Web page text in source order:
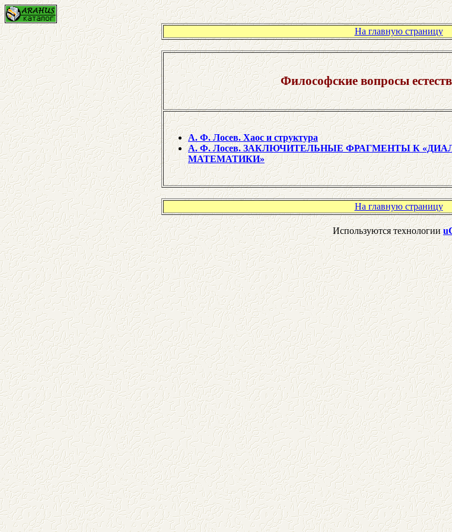
На главную страницу
Философские вопросы
А. Ф. Лосев. Хаос и структура
А. Ф. Лосев. ЗАКЛЮЧИТЕЛЬНЫЕ ФРАГМЕНТЫ К
МАТЕМАТИКИ»
На главную страницу
Используются технологии